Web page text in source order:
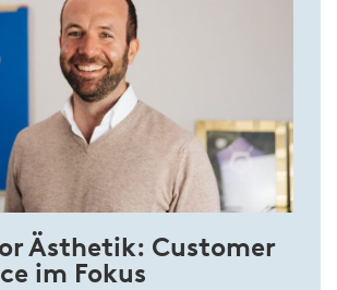
Ästhetik: Customer
im Fokus